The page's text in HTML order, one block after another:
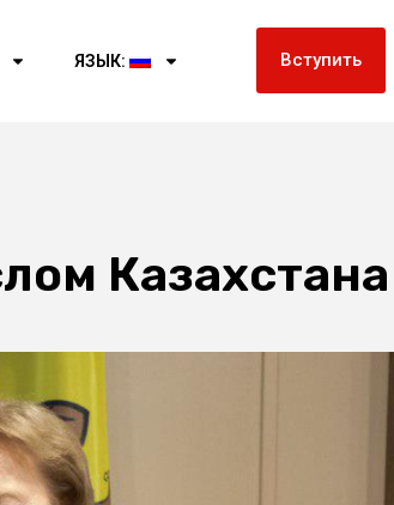
ЯЗЫК: Вступить
Казахстана